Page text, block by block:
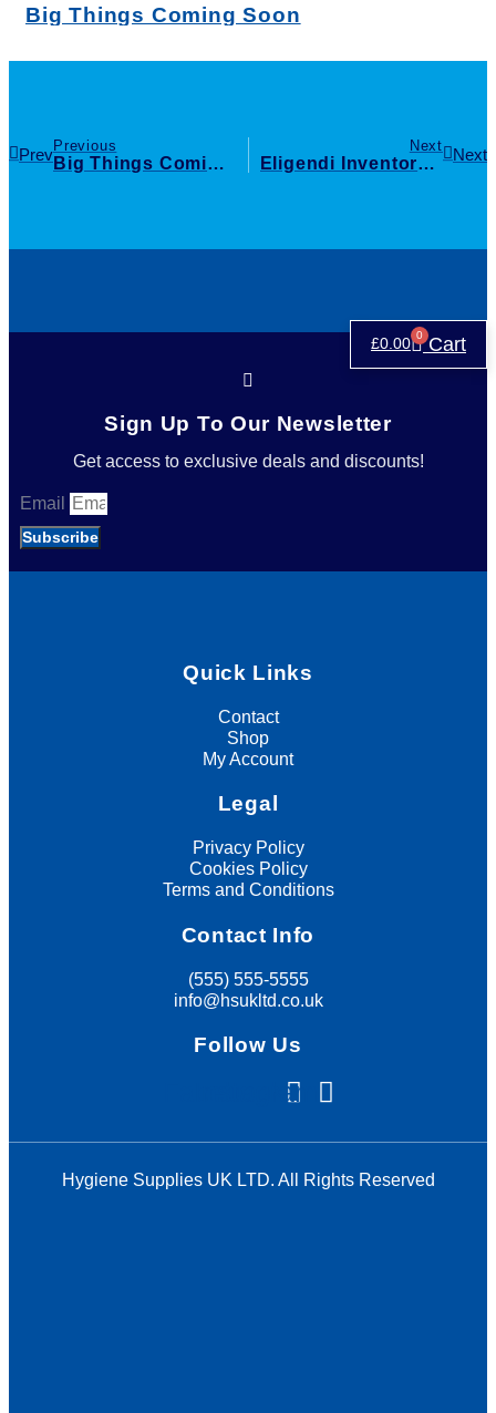
Big Things Coming Soon
PrevPrevious
Big Things Coming Soon
Next
Eligendi Inventore Iusto Next
£0.00 0 Cart
Sign Up To Our Newsletter
Get access to exclusive deals and discounts!
Email
Subscribe
Quick Links
Contact
Shop
My Account
Legal
Privacy Policy
Cookies Policy
Terms and Conditions
Contact Info
(555) 555-5555
info@hsukltd.co.uk
Follow Us
Instagram
Hygiene Supplies UK LTD. All Rights Reserved